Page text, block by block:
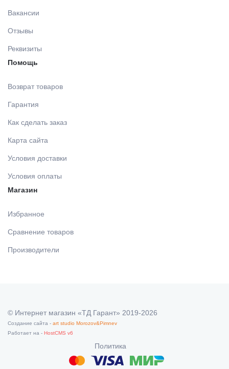
Вакансии
Отзывы
Реквизиты
Помощь
Возврат товаров
Гарантия
Как сделать заказ
Карта сайта
Условия доставки
Условия оплаты
Магазин
Избранное
Сравнение товаров
Производители
© Интернет магазин «ТД Гарант» 2019-2026
Создание сайта - art studio Morozov&Pimnev
Работает на - HostCMS v6
Политика